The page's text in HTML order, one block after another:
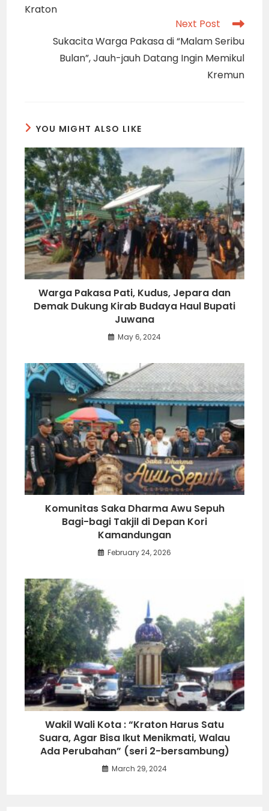
Kraton
Next Post
Sukacita Warga Pakasa di “Malam Seribu
Bulan”, Jauh-jauh Datang Ingin Memikul
Kremun
YOU MIGHT ALSO LIKE
Warga Pakasa Pati, Kudus, Jepara dan
Demak Dukung Kirab Budaya Haul Bupati
Juwana
May 6, 2024
Komunitas Saka Dharma Awu Sepuh
Bagi-bagi Takjil di Depan Kori
Kamandungan
February 24, 2026
Wakil Wali Kota : “Kraton Harus Satu
Suara, Agar Bisa Ikut Menikmati, Walau
Ada Perubahan” (seri 2-bersambung)
March 29, 2024